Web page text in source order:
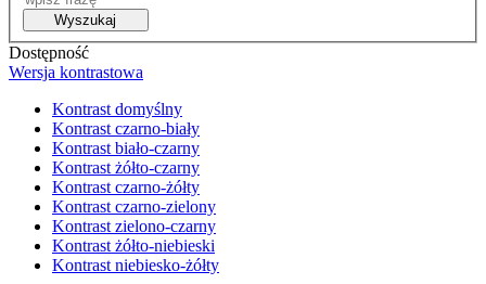
Wyszukaj
Dostępność
Wersja kontrastowa
Kontrast domyślny
Kontrast czarno-biały
Kontrast biało-czarny
Kontrast żółto-czarny
Kontrast czarno-żółty
Kontrast czarno-zielony
Kontrast zielono-czarny
Kontrast żółto-niebieski
Kontrast niebiesko-żółty